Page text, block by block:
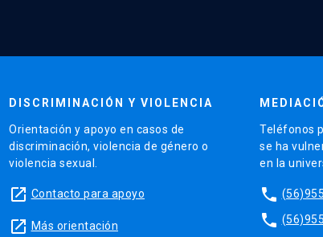
DISCRIMINACIÓN Y VIOLENCIA
Orientación y apoyo en casos de
discriminación, violencia de género o
violencia sexual.
launch Contacto para apoyo
launch Más orientación
Teléfonos
se ha
en la
phone
phone